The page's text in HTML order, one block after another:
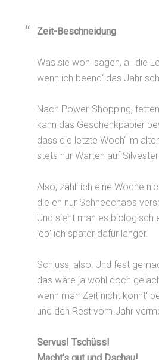
Zeit-Beschneidung
Was sie wohl sagen, all die
wenn ich beend‘ das Jahr
Nach Power-Shopping,
kann das Geschenkpapier
dass die letzte Woch‘ im
stets nur Warten auf
Also, zähl‘ ich eine Woche
die eh nur Schneechaos
Und sieht man es biologisch
leb‘ ich später dafür länger.
Schluss, also! Und fest
das wäre ja wohl doch
wenn man Zeit nicht könnt‘
und den Rest vom Jahr
Servus! Tschüss!